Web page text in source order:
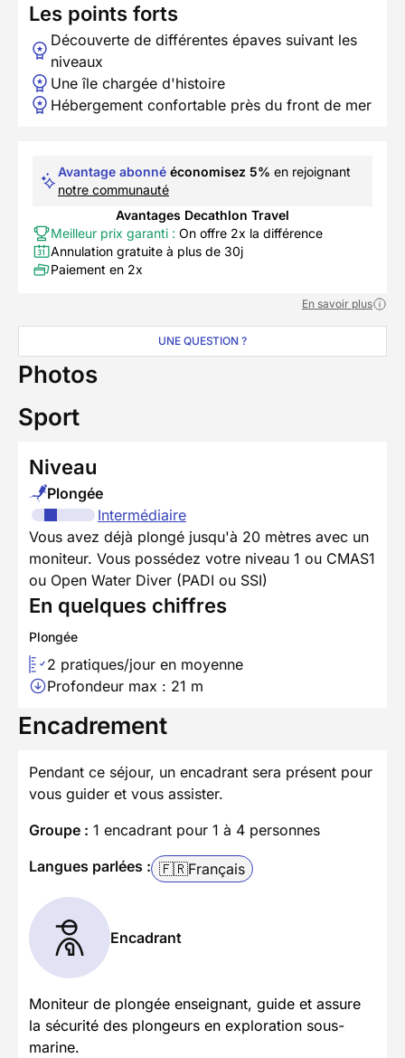
Les points forts
Découverte de différentes épaves suivant les
niveaux
Une île chargée d'histoire
Hébergement confortable près du front de mer
Avantage abonné économisez 5% en rejoignant
notre communauté
Avantages Decathlon Travel
Meilleur prix garanti : On offre 2x la différence
Annulation gratuite à plus de 30j
Paiement en 2x
En savoir plus
UNE QUESTION ?
Photos
Sport
Niveau
Plongée
Intermédiaire
Vous avez déjà plongé jusqu'à 20 mètres avec un
moniteur. Vous possédez votre niveau 1 ou CMAS1
ou Open Water Diver (PADI ou SSI)
En quelques chiffres
Plongée
2 pratiques/jour en moyenne
Profondeur max : 21 m
Encadrement
Pendant ce séjour, un encadrant sera présent pour
vous guider et vous assister.
Groupe : 1 encadrant pour 1 à 4 personnes
Langues parlées : 🇫🇷Français
Encadrant
Moniteur de plongée enseignant, guide et assure
la sécurité des plongeurs en exploration sous-
marine.